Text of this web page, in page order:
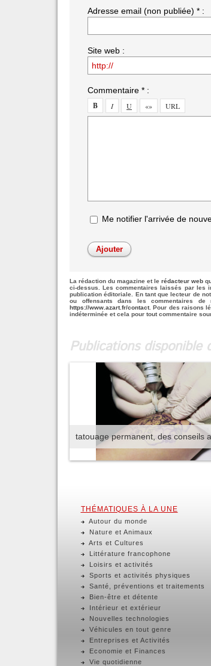
Adresse email (non publiée) * :
Site web :
Commentaire * :
Me notifier l'arrivée de
La rédaction du magazine et le rédacteur web
ci-dessus. Les commentaires laissés par les
publication éditoriale. En tant que lecteur de
ou offensants dans les commentaires
https://www.azart.fr/contact. Pour des raisons
indéterminée et cela pour tout commentaire
Publications disponible
tatouage permanent, des conseils
THÉMATIQUES À LA UNE
Autour du monde
Nature et Animaux
Arts et Cultures
Littérature francophone
Loisirs et activités
Sports et activités physiques
Santé, préventions et traitements
Bien-être et détente
Intérieur et extérieur
Nouvelles technologies
Véhicules en tout genre
Entreprises et Activités
Economie et Finances
Vie quotidienne